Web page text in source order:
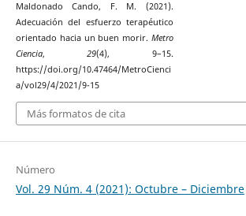
Maldonado Cando, F. M. (2021).
Adecuación del esfuerzo terapéutico
orientado hacia un buen morir. Metro
Ciencia,29(4), 9–15.
https://doi.org/10.47464/MetroCienci
a/vol29/4/2021/9-15
Más formatos de cita
Número
Vol. 29 Núm. 4 (2021): Octubre – Diciembre